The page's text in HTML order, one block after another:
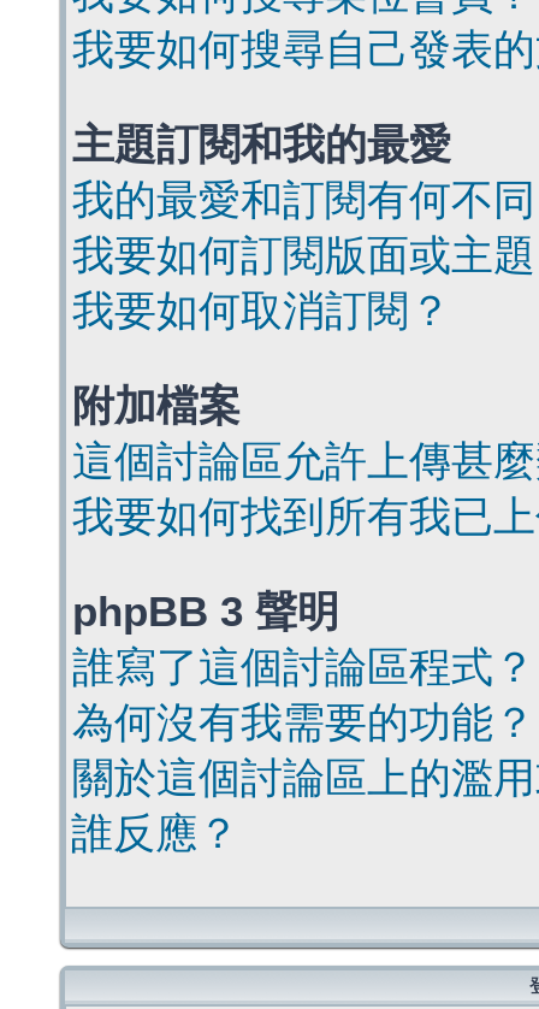
我要如何搜尋自己發表
主題訂閱和我的最愛
我的最愛和訂閱有何不
我要如何訂閱版面或主
我要如何取消訂閱？
附加檔案
這個討論區允許上傳甚
我要如何找到所有我已
phpBB 3 聲明
誰寫了這個討論區程式？
為何沒有我需要的功能？
關於這個討論區上的濫
誰反應？